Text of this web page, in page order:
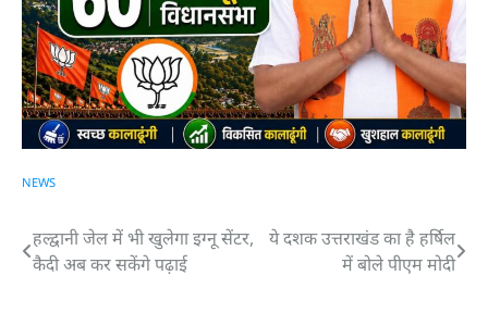
NEWS
Post
navigation
हल्द्वानी जेल में भी खुलेगा इग्नू सेंटर,
कैदी अब कर सकेंगे पढ़ाई
ये दशक उत्तराखंड का है हर्षिल
में बोले पीएम मोदी